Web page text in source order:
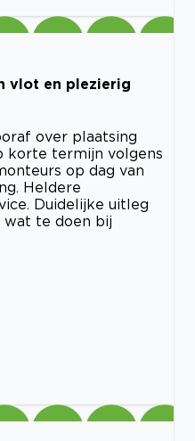
vlot en plezierig
over plaatsing
korte termijn volgens
op dag van
Heldere
Duidelijke uitleg
wat te doen bij